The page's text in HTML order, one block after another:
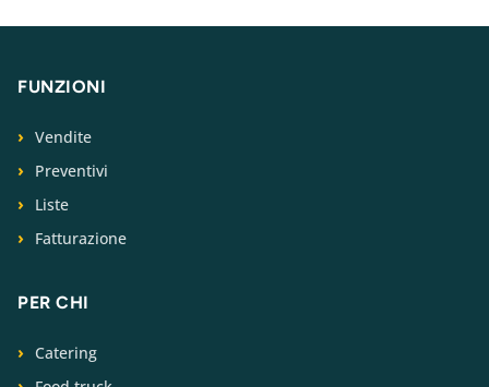
FUNZIONI
Vendite
Preventivi
Liste
Fatturazione
PER CHI
Catering